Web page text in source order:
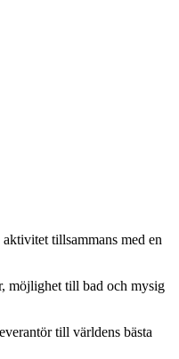
tillsammans med en
möjlighet till bad och mysig
till världens bästa